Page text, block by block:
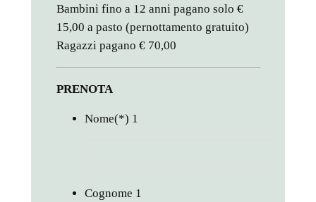
Bambini fino a 12 anni pagano solo €
15,00 a pasto (pernottamento gratuito)
Ragazzi pagano € 70,00
PRENOTA
Nome(*) 1
Cognome 1